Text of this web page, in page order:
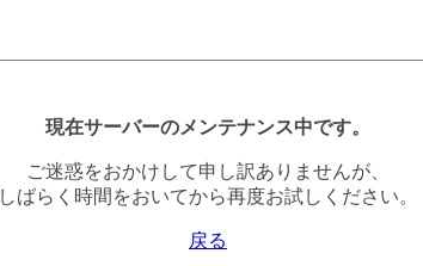
現在サーバーのメンテナンス中です。
ご迷惑をおかけして申し訳ありませんが、
しばらく時間をおいてから再度お試しください。
戻る